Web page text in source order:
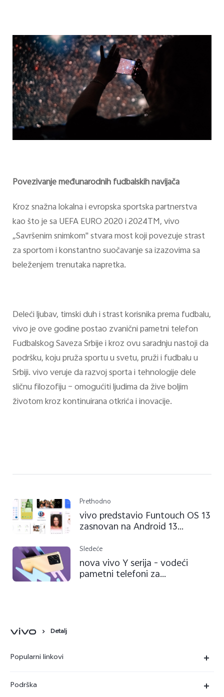
Povezivanje međunarodnih fudbalskih navijača
Kroz snažna lokalna i evropska sportska partnerstva
kao što je sa UEFA EURO 2020 i 2024TM, vivo
„Savršenim snimkom" stvara most koji povezuje strast
za sportom i konstantno suočavanje sa izazovima sa
beleženjem trenutaka napretka.
Deleći ljubav, timski duh i strast korisnika prema fudbalu,
vivo je ove godine postao zvanični pametni telefon
Fudbalskog Saveza Srbije i kroz ovu saradnju nastoji da
podršku, koju pruža sportu u svetu, pruži i fudbalu u
Srbiji. vivo veruje da razvoj sporta i tehnologije dele
sličnu filozofiju – omogućiti ljudima da žive boljim
životom kroz kontinuirana otkrića i inovacije.
Prethodno
vivo predstavio Funtouch OS 13
zasnovan na Android 13
Sledeće
nova vivo Y serija - vodeći
pametni telefoni za
Detalj
Popularni linkovi
Podrška